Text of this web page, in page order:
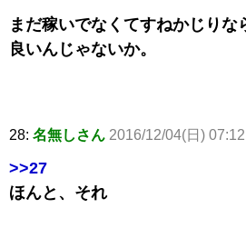
まだ稼いでなくてすねかじりな
良いんじゃないか。
28: 名無しさん 2016/12/04(日)
>>27
ほんと、それ